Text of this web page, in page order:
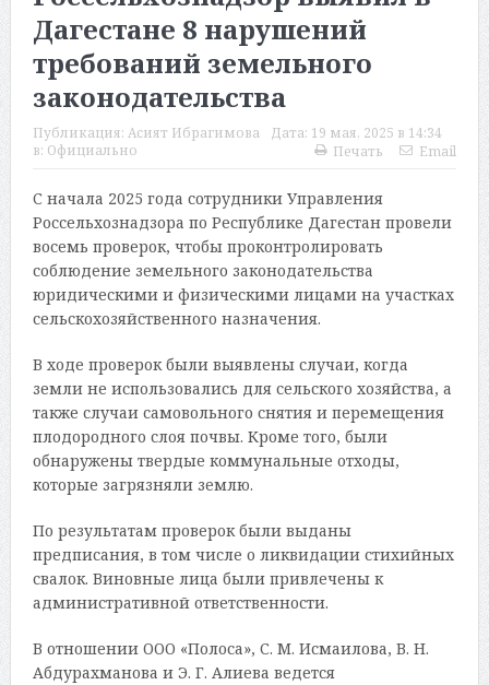
Дагестане 8 нарушений
требований земельного
законодательства
Публикация: Асият Ибрагимова Дата: 19 мая, 2025 в 14:34
в: Официально Печать Email
С начала 2025 года сотрудники Управления
Россельхознадзора по Республике Дагестан провели
восемь проверок, чтобы проконтролировать
соблюдение земельного законодательства
юридическими и физическими лицами на участках
сельскохозяйственного назначения.
В ходе проверок были выявлены случаи, когда
земли не использовались для сельского хозяйства, а
также случаи самовольного снятия и перемещения
плодородного слоя почвы. Кроме того, были
обнаружены твердые коммунальные отходы,
которые загрязняли землю.
По результатам проверок были выданы
предписания, в том числе о ликвидации стихийных
свалок. Виновные лица были привлечены к
административной ответственности.
В отношении ООО «Полоса», С. М. Исмаилова, В. Н.
Абдурахманова и Э. Г. Алиева ведется